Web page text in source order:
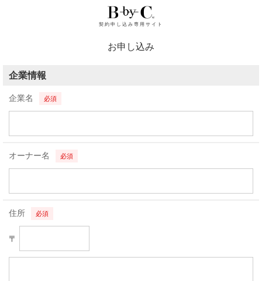
契約申し込み専用サイト
お申し込み
企業情報
企業名 必須
オーナー名 必須
住所 必須
〒